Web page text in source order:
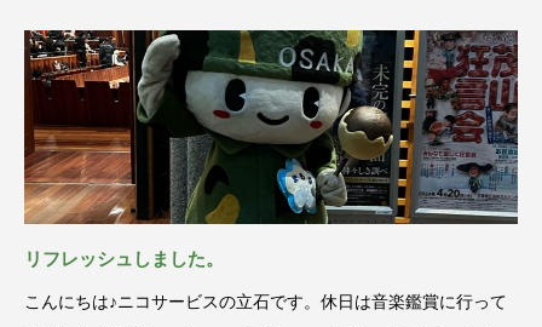
リフレッシュしました。
こんにちは♪ニコサービスの立石です。休日は音楽鑑賞に行って